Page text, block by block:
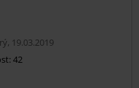
19.03.2019
42